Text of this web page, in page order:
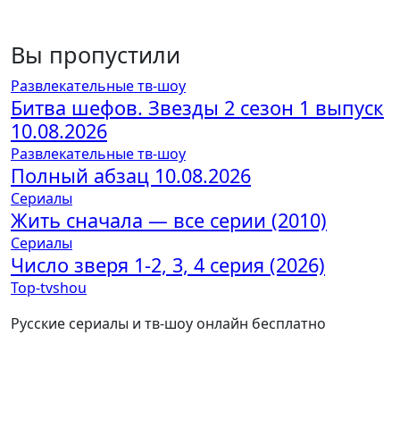
Вы пропустили
Развлекательные тв-шоу
Битва шефов. Звезды 2 сезон 1 выпуск
10.08.2026
Развлекательные тв-шоу
Полный абзац 10.08.2026
Сериалы
Жить сначала — все серии (2010)
Сериалы
Число зверя 1-2, 3, 4 серия (2026)
Top-tvshou
Русские сериалы и тв-шоу онлайн бесплатно